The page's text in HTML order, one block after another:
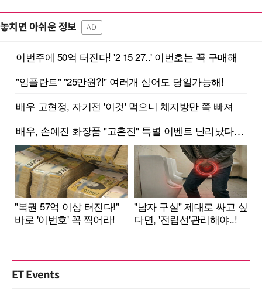
놓치면 아쉬운 정보 AD
ET Events